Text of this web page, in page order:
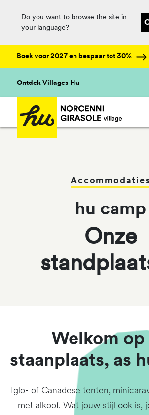
Do you want to browse the site in
your language?
Boek voor 2027 en bespaar tot 30%
Ontdek Villages Hu
Accommodaties
hu camp
Onze
Welkom op
staanplaats, as
Iglo- of Canadese tenten,
met alkoof. Wat jouw stijl ook is,